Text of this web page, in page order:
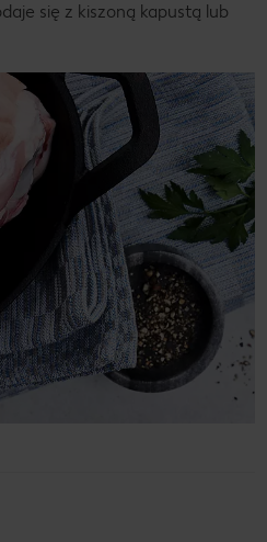
się z kiszoną kapustą lub